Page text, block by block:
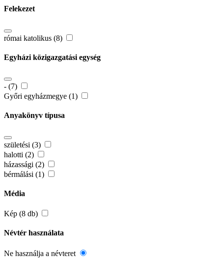
Felekezet
római katolikus (8)
Egyházi közigazgatási egység
- (7)
Győri egyházmegye (1)
Anyakönyv típusa
születési (3)
halotti (2)
házassági (2)
bérmálási (1)
Média
Kép (8 db)
Névtér használata
Ne használja a névteret